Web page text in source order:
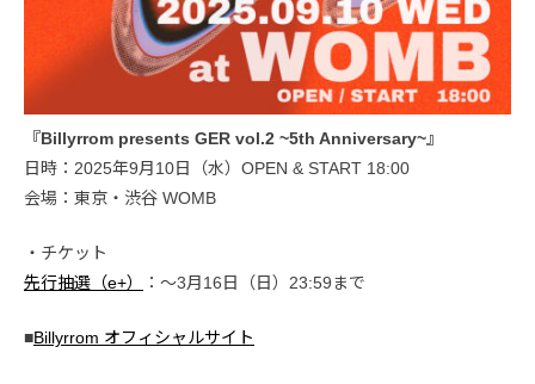
『Billyrrom presents GER vol.2 ~5th Anniversary~』
日時：2025年9月10日（水）OPEN & START 18:00
会場：東京・渋谷 WOMB
・チケット
先行抽選（e+）
：～3月16日（日）23:59まで
■Billyrrom オフィシャルサイト